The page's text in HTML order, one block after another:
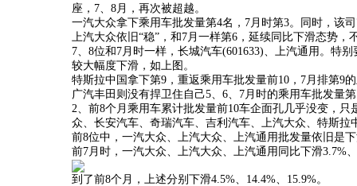
座，7、8月，再次被超越。
一汽大众拿下乘用车批发量第4名，7月时第3。同时，该
上汽大众依旧“稳”，和7月一样第6，延续同比下滑态势
7、8位和7月时一样，长城汽车(601633)、上汽通用。特
较大幅度下滑，如上图。
特斯拉中国拿下第9，重返乘用车批发量前10，7月排第
广汽丰田则没有捍卫住自己5、6、7月时的乘用车批发量
2、前8个月乘用车累计批发量前10车企面孔几乎没变，
众、长安汽车、奇瑞汽车、吉利汽车、上汽大众、特斯拉
前8位中，一汽大众、上汽大众、上汽通用批发量依旧是
前7月时，一汽大众、上汽大众、上汽通用同比下滑3.7%
到了前8个月，上述分别下滑4.5%、14.4%、15.9%。